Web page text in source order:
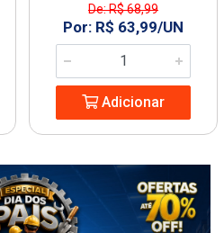
De: R$ 68,99
Por: R$ 63,99/UN
Adicionar